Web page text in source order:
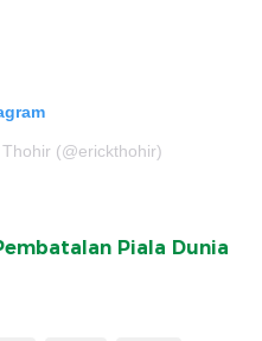
(@erickthohir)
Piala Dunia